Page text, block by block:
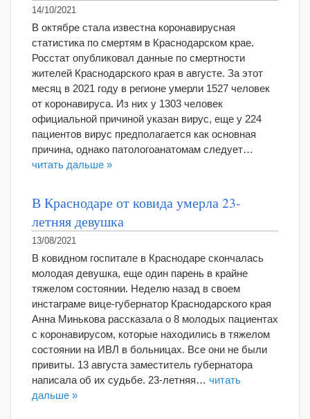
14/10/2021
В октябре стала известна коронавирусная
статистика по смертям в Краснодарском крае.
Росстат опубликовал данные по смертности
жителей Краснодарского края в августе. За этот
месяц в 2021 году в регионе умерли 1527 человек
от коронавируса. Из них у 1303 человек
официальной причиной указан вирус, еще у 224
пациентов вирус предполагается как основная
причина, однако патологоанатомам следует…
читать дальше »
В Краснодаре от ковида умерла 23-
летняя девушка
13/08/2021
В ковидном госпитале в Краснодаре скончалась
молодая девушка, еще один парень в крайне
тяжелом состоянии. Неделю назад в своем
инстаграме вице-губернатор Краснодарского края
Анна Минькова рассказала о 8 молодых пациентах
с коронавирусом, которые находились в тяжелом
состоянии на ИВЛ в больницах. Все они не были
привиты. 13 августа заместитель губернатора
написала об их судьбе. 23-летняя… читать
дальше »